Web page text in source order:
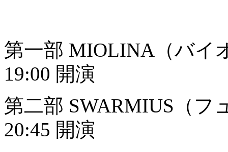
第⼀部 MIOLINA（バイ
19:00 開演
第⼆部 SWARMIUS（フ
20:45 開演